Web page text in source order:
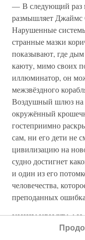
— В следующий раз
размышляет Джаймс
Нарушенные
странные мазки
показывают, где дым
каюту, мимо своих
иллюминатор, он
межзвёздного
Воздушный шлюз на
окружённый
гостеприимно
сам, ни его дети не
цивилизацию на
судно достигнет
и один из его
человечества,
преподанных
КИШУ КРИСТААН